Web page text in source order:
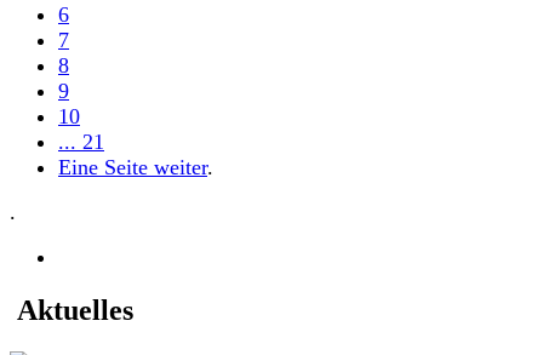
6
7
8
9
10
... 21
Eine Seite weiter.
.
Aktuelles